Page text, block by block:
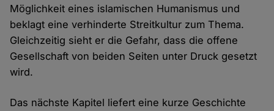
Möglichkeit eines islamischen Humanismus und
beklagt eine verhinderte Streitkultur zum Thema.
Gleichzeitig sieht er die Gefahr, dass die offene
Gesellschaft von beiden Seiten unter Druck gesetzt
wird.
Das nächste Kapitel liefert eine kurze Geschichte